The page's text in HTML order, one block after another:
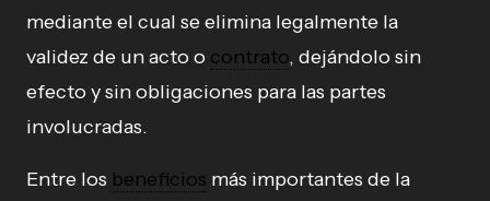
mediante el cual se elimina legalmente la
validez de un acto o contrato, dejándolo sin
efecto y sin obligaciones para las partes
involucradas.
Entre los beneficios más importantes de la